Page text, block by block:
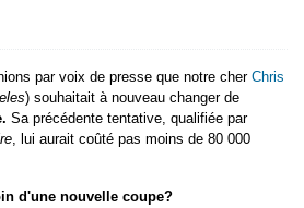
par voix de presse que notre cher Chris
) souhaitait à nouveau changer de
Sa précédente tentative, qualifiée par
, lui aurait coûté pas moins de 80 000
d'une nouvelle coupe?